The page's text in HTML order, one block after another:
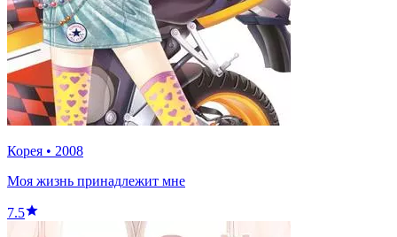
Корея • 2008
Моя жизнь принадлежит мне
7.5